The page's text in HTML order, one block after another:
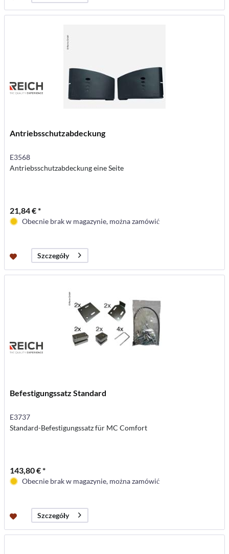
Antriebsschutzabdeckung
E3568
Antriebsschutzabdeckung eine Seite
21,84 € *
Obecnie brak w magazynie, można zamówić
Szczegóły
Befestigungssatz Standard
E3737
Standard-Befestigungssatz für MC Comfort
143,80 € *
Obecnie brak w magazynie, można zamówić
Szczegóły